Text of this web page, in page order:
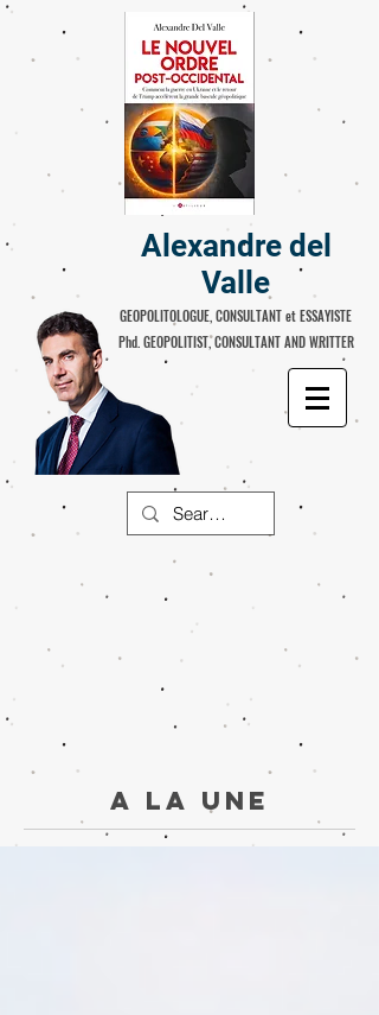
Alexandre del
Valle
GEOPOLITOLOGUE, CONSULTANT et ESSAYISTE
Phd. GEOPOLITIST, CONSULTANT AND WRITTER
A la une